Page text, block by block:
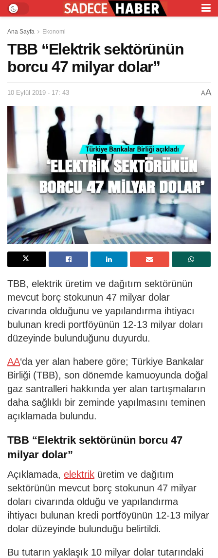
Ana Sayfa Ekonomi
TBB “Elektrik sektörünün
borcu 47 milyar dolar”
10 Eylül 2019 - 17: 43 AA
TBB, elektrik üretim ve dağıtım sektörünün
mevcut borç stokunun 47 milyar dolar
civarında olduğunu ve yapılandırma ihtiyacı
bulunan kredi portföyünün 12-13 milyar doları
düzeyinde bulunduğunu duyurdu.
AA‘da yer alan habere göre; Türkiye Bankalar
Birliği (TBB), son dönemde kamuoyunda doğal
gaz santralleri hakkında yer alan tartışmaların
daha sağlıklı bir zeminde yapılmasını teminen
açıklamada bulundu.
TBB “Elektrik sektörünün borcu 47
milyar dolar”
Açıklamada, elektrik üretim ve dağıtım
sektörünün mevcut borç stokunun 47 milyar
doları civarında olduğu ve yapılandırma
ihtiyacı bulunan kredi portföyünün 12-13 milyar
dolar düzeyinde bulunduğu belirtildi.
Bu tutarın yaklaşık 10 milyar dolar tutarındaki